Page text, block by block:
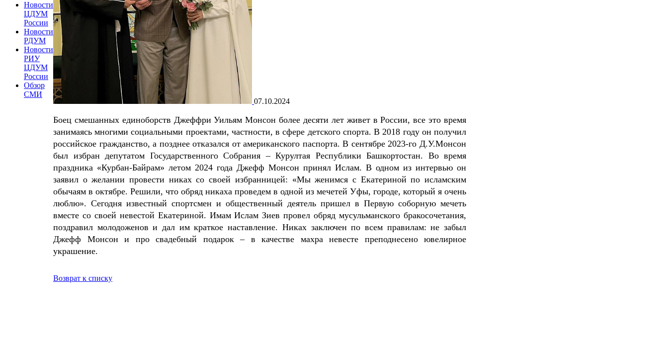
Новости
ЦДУМ
России
Новости
РДУМ
Новости
РИУ
ЦДУМ
России
Обзор
СМИ
07.10.2024
Боец смешанных единоборств Джеффри Уильям Монсон более десяти лет живет в России, все это время
занимаясь многими социальными проектами, частности, в сфере детского спорта. В 2018 году он получил
российское гражданство, а позднее отказался от американского паспорта. В сентябре 2023-го Д.У.Монсон
был избран депутатом Государственного Собрания – Курултая Республики Башкортостан. Во время
праздника «Курбан-Байрам» летом 2024 года Джефф Монсон принял Ислам. В одном из интервью он
заявил о желании провести никах со своей избранницей: «Мы женимся с Екатериной по исламским
обычаям в октябре. Решили, что обряд никаха проведем в одной из мечетей Уфы, городе, который я очень
люблю». Сегодня известный спортсмен и общественный деятель пришел в Первую соборную мечеть
вместе со своей невестой Екатериной. Имам Ислам Зиев провел обряд мусульманского бракосочетания,
поздравил молодоженов и дал им краткое наставление. Никах заключен по всем правилам: не забыл
Джефф Монсон и про свадебный подарок – в качестве махра невесте преподнесено ювелирное
украшение.
Возврат к списку